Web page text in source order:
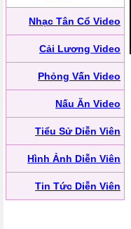
Nhạc Tân Cổ Video
Cải Lương Video
Phỏng Vấn Video
Nấu Ăn Video
Tiểu Sử Diễn Viên
Hình Ảnh Diễn Viên
Tin Tức Diễn Viên